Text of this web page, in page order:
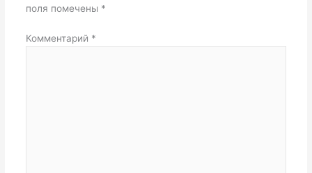
поля помечены *
Комментарий *